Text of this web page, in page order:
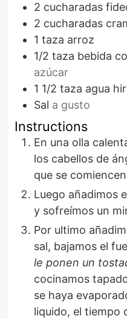
2 cucharadas
2 cucharadas
1 taza arroz
1/2 taza bebida
azúcar
1 1/2 taza agua
Sal a gusto
Instructions
En una olla calentamos el aceite, añadimos
los cabellos de
que se
Luego añadimos el arroz y los cramberries
y sofreímos un
Por ultimo añadimos la bebida, el agua y la
sal, bajamos el
le ponen un
cocinamos
se haya
liquido, el tiempo